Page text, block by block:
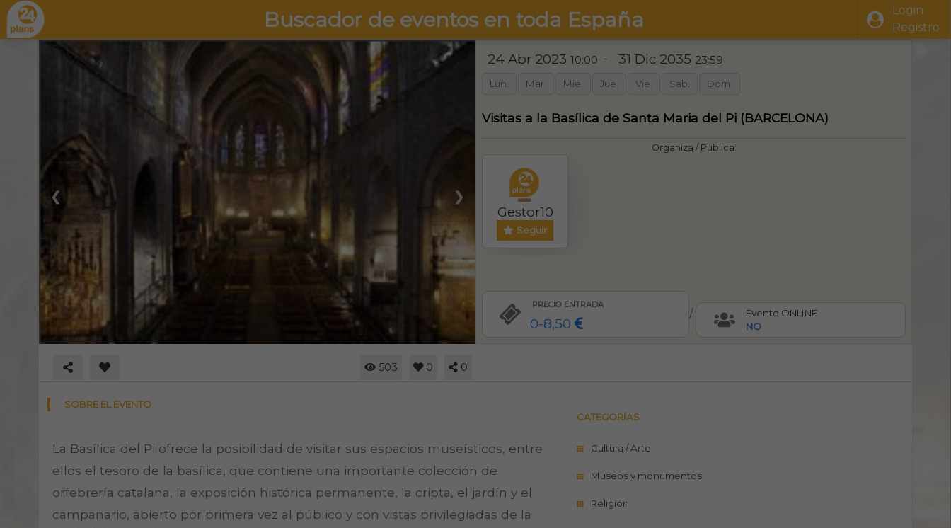
Buscador de eventos en toda España
Login
Registro
❮ ❯
24 Abr 2023 10:00 - 31 Dic 2035 23:59
Lun. Mar. Mie. Jue. Vie. Sab. Dom.
Visitas a la Basílica de Santa Maria del Pi (BARCELONA)
Organiza / Publica:
Gestor10
Seguir
PRECIO ENTRADA
0-8,50
/
Evento ONLINE
NO
503 0 0
SOBRE EL EVENTO
La Basílica del Pi ofrece la posibilidad de visitar sus espacios museísticos, entre
ellos el tesoro de la basílica, que contiene una importante colección de
orfebrería catalana, la exposición histórica permanente, la cripta, el jardín y el
campanario, abierto por primera vez al público y con vistas privilegiadas de la
CATEGORÍAS
Cultura / Arte
Museos y monumentos
Religión